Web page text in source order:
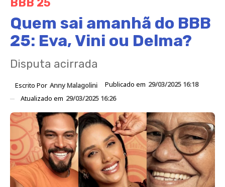
BBB 25
Quem sai amanhã do BBB
25: Eva, Vini ou Delma?
Disputa acirrada
Escrito Por Anny Malagolini Publicado em 29/03/2025 16:18
Atualizado em 29/03/2025 16:26